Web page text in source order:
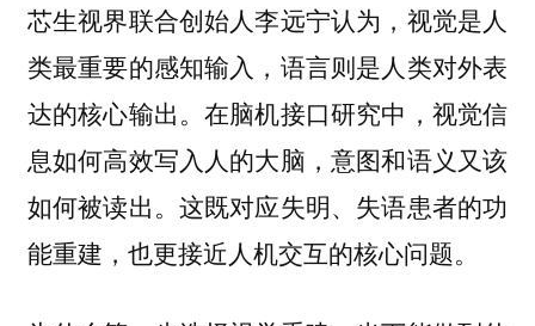
芯生视界联合创始人李远宁认为，视觉是人
类最重要的感知输入，语言则是人类对外表
达的核心输出。在脑机接口研究中，视觉信
息如何高效写入人的大脑，意图和语义又该
如何被读出。这既对应失明、失语患者的功
能重建，也更接近人机交互的核心问题。